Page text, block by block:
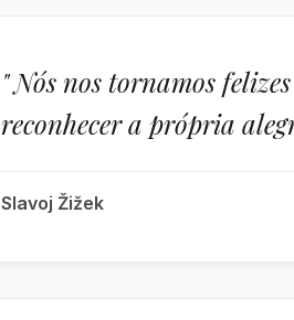
" Nós nos tornamos
reconhecer a própria
Slavoj Žižek